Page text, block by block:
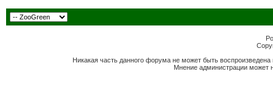
Никакая часть данного форума не может быть
Мнение администрации может